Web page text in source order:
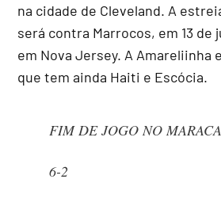
na cidade de Cleveland. A
será contra Marrocos, em 13 de
em Nova Jersey. A Amareliinha
que tem ainda Haiti e Escócia.
FIM DE JOGO NO
6-2